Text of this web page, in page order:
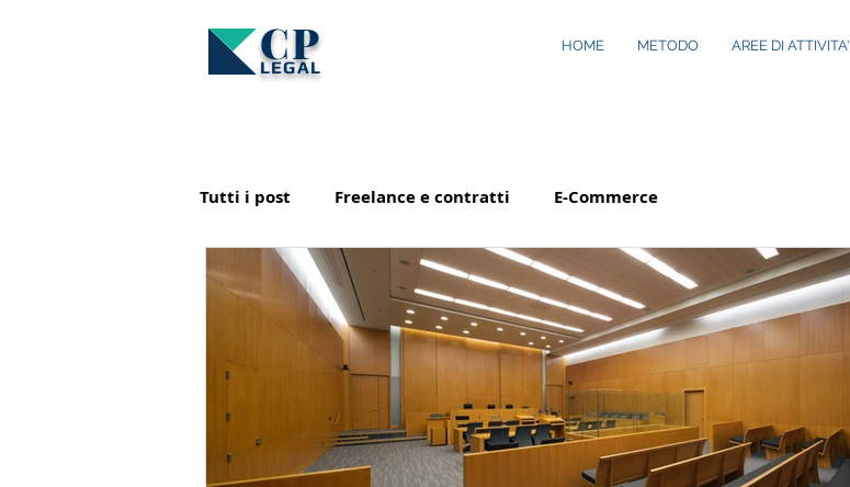
CP
LEGAL
HOME METODO AREE DI ATTIVITA'
Tutti i post Freelance e contratti E-Commerce
Marchi/Brevetti e Copyright Privacy Newsletter
Altri approfondimenti Imprese e Società Patrimonio